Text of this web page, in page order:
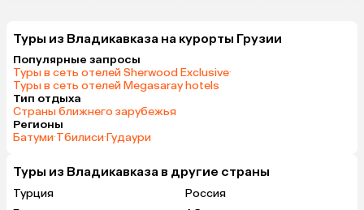
Туры из Владикавказа на курорты Грузии
Популярные запросы
Туры в сеть отелей Sherwood Exclusive·
Туры в сеть отелей Megasaray hotels
Тип отдыха
Страны ближнего зарубежья
Регионы
Батуми·Тбилиси·Гудаури
Туры из Владикавказа в другие страны
Турция
Россия